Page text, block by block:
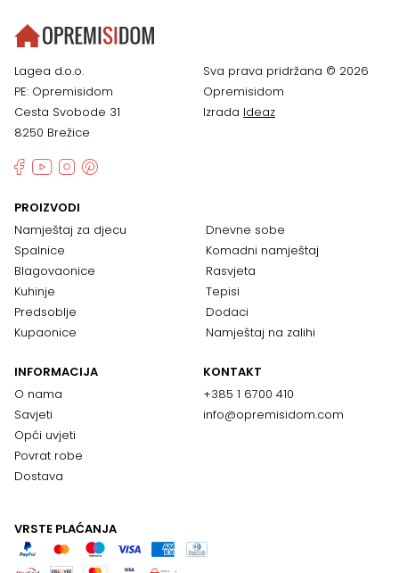
Lagea d.o.o.
PE: Opremisidom
Cesta Svobode 31
8250 Brežice
Sva prava pridržana © 2026
Opremisidom
Izrada Ideaz
PROIZVODI
Namještaj za djecu
Spalnice
Blagovaonice
Kuhinje
Predsoblje
Kupaonice
Dnevne sobe
Komadni namještaj
Rasvjeta
Tepisi
Dodaci
Namještaj na zalihi
INFORMACIJA
O nama
Savjeti
Opći uvjeti
Povrat robe
Dostava
KONTAKT
+385 1 6700 410
info@opremisidom.com
VRSTE PLAĆANJA